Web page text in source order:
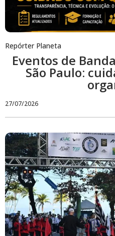
Repórter Planeta
Eventos de
São Paulo:
27/07/2026